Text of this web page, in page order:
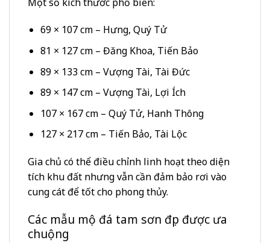
69 × 107 cm – Hưng, Quý Tử
81 × 127 cm – Đăng Khoa, Tiến Bảo
89 × 133 cm – Vượng Tài, Tài Đức
89 × 147 cm – Vượng Tài, Lợi Ích
107 × 167 cm – Quý Tử, Hanh Thông
127 × 217 cm – Tiến Bảo, Tài Lộc
Gia chủ có thể điều chỉnh linh hoạt theo diện
tích khu đất nhưng vẫn cần đảm bảo rơi vào
cung cát để tốt cho phong thủy.
Các mẫu mộ đá tam sơn đẹp được ưa
chuộng